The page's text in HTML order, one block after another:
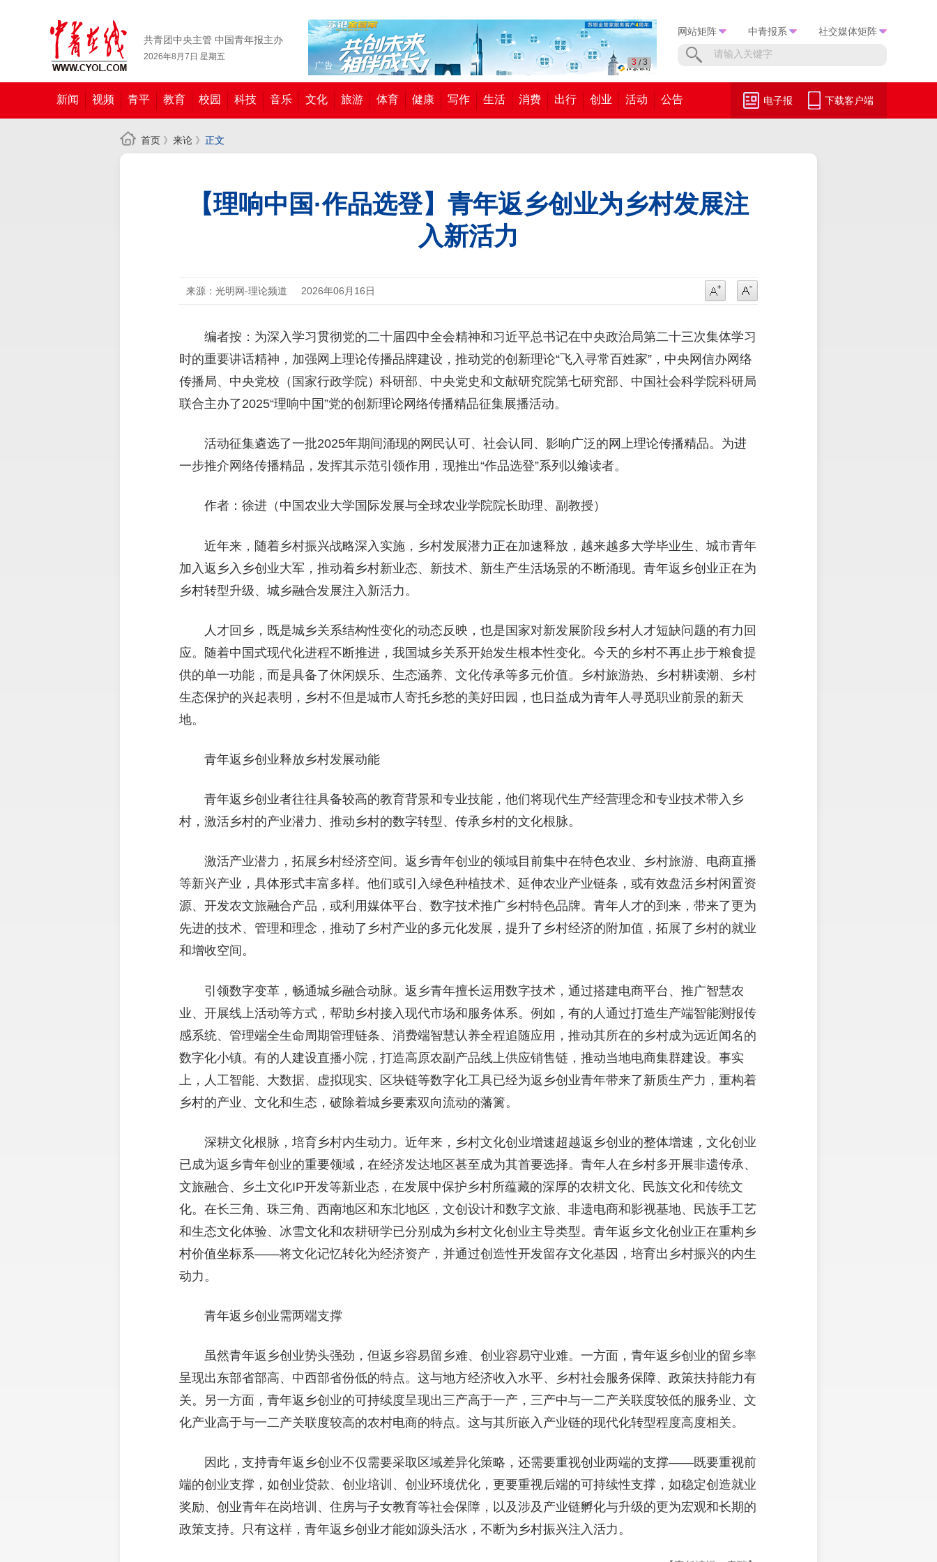
共青团中央主管 中国青年报主办
2026年8月7日 星期五
3 / 3
网站矩阵 中青报系 社交媒体矩阵
新闻 视频 青平 教育 校园 科技 音乐 文化 旅游 体育 健康 写作 生活 消费 出行 创业 活动 公告 电子报 下载客户端
首页 》 来论 》 正文
【理响中国·作品选登】青年返乡创业为乡村发展注
入新活力
来源：光明网-理论频道 2026年06月16日
编者按：为深入学习贯彻党的二十届四中全会精神和习近平总书记在中央政治局第二十三次集体学习
时的重要讲话精神，加强网上理论传播品牌建设，推动党的创新理论“飞入寻常百姓家”，中央网信办网络
传播局、中央党校（国家行政学院）科研部、中央党史和文献研究院第七研究部、中国社会科学院科研局
联合主办了2025“理响中国”党的创新理论网络传播精品征集展播活动。
活动征集遴选了一批2025年期间涌现的网民认可、社会认同、影响广泛的网上理论传播精品。为进
一步推介网络传播精品，发挥其示范引领作用，现推出“作品选登”系列以飨读者。
作者：徐进（中国农业大学国际发展与全球农业学院院长助理、副教授）
近年来，随着乡村振兴战略深入实施，乡村发展潜力正在加速释放，越来越多大学毕业生、城市青年
加入返乡入乡创业大军，推动着乡村新业态、新技术、新生产生活场景的不断涌现。青年返乡创业正在为
乡村转型升级、城乡融合发展注入新活力。
人才回乡，既是城乡关系结构性变化的动态反映，也是国家对新发展阶段乡村人才短缺问题的有力回
应。随着中国式现代化进程不断推进，我国城乡关系开始发生根本性变化。今天的乡村不再止步于粮食提
供的单一功能，而是具备了休闲娱乐、生态涵养、文化传承等多元价值。乡村旅游热、乡村耕读潮、乡村
生态保护的兴起表明，乡村不但是城市人寄托乡愁的美好田园，也日益成为青年人寻觅职业前景的新天
地。
青年返乡创业释放乡村发展动能
青年返乡创业者往往具备较高的教育背景和专业技能，他们将现代生产经营理念和专业技术带入乡
村，激活乡村的产业潜力、推动乡村的数字转型、传承乡村的文化根脉。
激活产业潜力，拓展乡村经济空间。返乡青年创业的领域目前集中在特色农业、乡村旅游、电商直播
等新兴产业，具体形式丰富多样。他们或引入绿色种植技术、延伸农业产业链条，或有效盘活乡村闲置资
源、开发农文旅融合产品，或利用媒体平台、数字技术推广乡村特色品牌。青年人才的到来，带来了更为
先进的技术、管理和理念，推动了乡村产业的多元化发展，提升了乡村经济的附加值，拓展了乡村的就业
和增收空间。
引领数字变革，畅通城乡融合动脉。返乡青年擅长运用数字技术，通过搭建电商平台、推广智慧农
业、开展线上活动等方式，帮助乡村接入现代市场和服务体系。例如，有的人通过打造生产端智能测报传
感系统、管理端全生命周期管理链条、消费端智慧认养全程追随应用，推动其所在的乡村成为远近闻名的
数字化小镇。有的人建设直播小院，打造高原农副产品线上供应销售链，推动当地电商集群建设。事实
上，人工智能、大数据、虚拟现实、区块链等数字化工具已经为返乡创业青年带来了新质生产力，重构着
乡村的产业、文化和生态，破除着城乡要素双向流动的藩篱。
深耕文化根脉，培育乡村内生动力。近年来，乡村文化创业增速超越返乡创业的整体增速，文化创业
已成为返乡青年创业的重要领域，在经济发达地区甚至成为其首要选择。青年人在乡村多开展非遗传承、
文旅融合、乡土文化IP开发等新业态，在发展中保护乡村所蕴藏的深厚的农耕文化、民族文化和传统文
化。在长三角、珠三角、西南地区和东北地区，文创设计和数字文旅、非遗电商和影视基地、民族手工艺
和生态文化体验、冰雪文化和农耕研学已分别成为乡村文化创业主导类型。青年返乡文化创业正在重构乡
村价值坐标系——将文化记忆转化为经济资产，并通过创造性开发留存文化基因，培育出乡村振兴的内生
动力。
青年返乡创业需两端支撑
虽然青年返乡创业势头强劲，但返乡容易留乡难、创业容易守业难。一方面，青年返乡创业的留乡率
呈现出东部省部高、中西部省份低的特点。这与地方经济收入水平、乡村社会服务保障、政策扶持能力有
关。另一方面，青年返乡创业的可持续度呈现出三产高于一产，三产中与一二产关联度较低的服务业、文
化产业高于与一二产关联度较高的农村电商的特点。这与其所嵌入产业链的现代化转型程度高度相关。
因此，支持青年返乡创业不仅需要采取区域差异化策略，还需要重视创业两端的支撑——既要重视前
端的创业支撑，如创业贷款、创业培训、创业环境优化，更要重视后端的可持续性支撑，如稳定创造就业
奖励、创业青年在岗培训、住房与子女教育等社会保障，以及涉及产业链孵化与升级的更为宏观和长期的
政策支持。只有这样，青年返乡创业才能如源头活水，不断为乡村振兴注入活力。